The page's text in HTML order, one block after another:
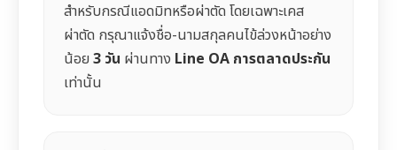
สำหรับกรณีแอดมิทหรือผ่าตัด โดยเฉพาะเคส
ผ่าตัด กรุณาแจ้งชื่อ-นามสกุลคนไข้ล่วงหน้าอย่าง
น้อย 3 วัน ผ่านทาง Line OA การตลาดประกัน
เท่านั้น